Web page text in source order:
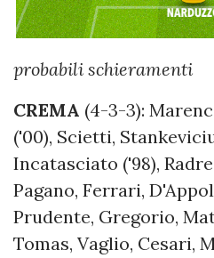
probabili schieramenti
CREMA (4-3-3):
('00), Scietti,
Incatasciato ('98),
Pagano, Ferrari,
Prudente, Gregorio,
Tomas, Vaglio, Cesari,